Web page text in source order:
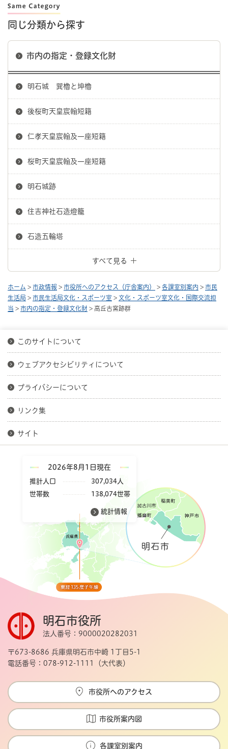
同じ分類から探す
市内の指定・登録文化財
明石城 巽櫓と坤櫓
後桜町天皇宸翰短籍
仁孝天皇宸翰及一座短籍
桜町天皇宸翰及一座短籍
明石城跡
住吉神社石造燈籠
石造五輪塔
すべて見る
ホーム > 市政情報 > 市役所へのアクセス（庁舎案内） > 各課室別案内 > 市民
生活局 > 市民生活局文化・スポーツ室 > 文化・スポーツ室文化・国際交流担
当 > 市内の指定・登録文化財 > 高丘古窯跡群
このサイトについて
ウェブアクセシビリティについて
プライバシーについて
リンク集
サイト
2026年8月1日現在
推計人口
307,034人
世帯数
138,074世帯
統計情報
明石市役所
法人番号：9000020282031
〒673-8686 兵庫県明石市中崎 1丁目5-1
電話番号：078-912-1111（大代表）
市役所へのアクセス
市役所案内図
各課室別案内